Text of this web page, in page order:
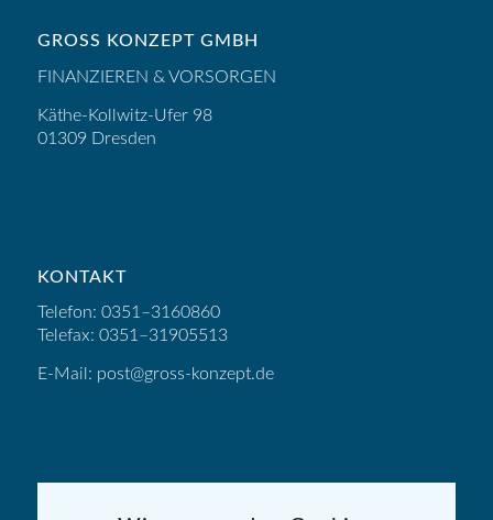
GROSS KONZEPT GMBH
FINANZIEREN & VORSORGEN
Käthe-Kollwitz-Ufer 98
01309 Dresden
KONTAKT
Telefon: 0351–3160860
Telefax: 0351–31905513
E‑Mail: post@gross-konzept.de